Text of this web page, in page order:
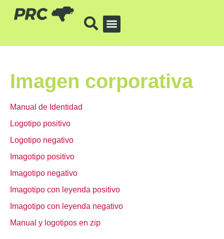
Imagen corporativa
Manual de Identidad
Logotipo positivo
Logotipo negativo
Imagotipo positivo
Imagotipo negativo
Imagotipo con leyenda positivo
Imagotipo con leyenda negativo
Manual y logotipos en zip